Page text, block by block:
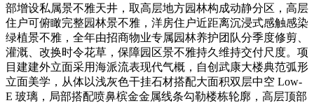
部增设私属景不雅天井，取高层地方园林构成动静分区，高层
住户可俯瞰完整园林景不雅，洋房住户近距离沉浸式感触感染
绿植景不雅，全年由招商物业专属园林养护团队分季度修剪、
灌溉、改换时令花草，保障园区景不雅持久维持交付尺度。项
目建建外立面采用海派流表现代气概，自创武康大楼典范弧形
立面美学，从体以浅灰色干挂石材搭配大面积双层中空 Low-
E 玻璃，局部搭配喷鼻槟金金属线条勾勒楼栋轮廓，高层顶部